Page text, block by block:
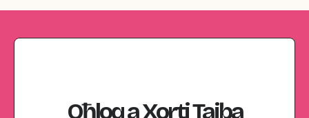
OħloqaXorti Tajba